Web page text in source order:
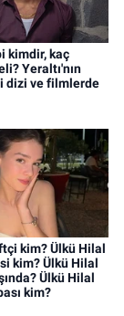
kimdir, kaç
Yeraltı'nın
dizi ve filmlerde
kim? Ülkü Hilal
kim? Ülkü Hilal
Ülkü Hilal
kim?